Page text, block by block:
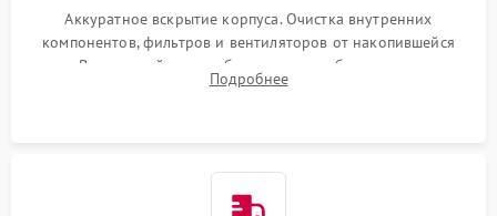
Аккуратное вскрытие корпуса. Очистка внутренних
компонентов, фильтров и вентиляторов от накопившейся
пыли. Визуальный осмотр блока питания, балласта лампы и
материнской платы на наличие прогаров или вздутых
Подробнее